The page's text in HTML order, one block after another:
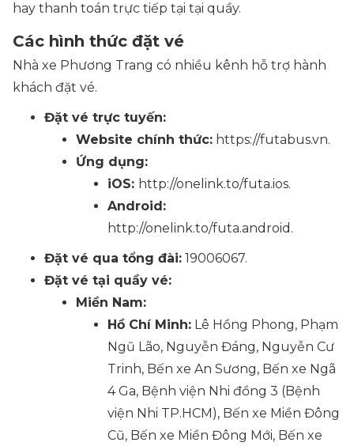
hay thanh toán trực tiếp tại tại quầy.
Các hình thức đặt vé
Nhà xe Phương Trang có nhiều kênh hỗ trợ hành
khách đặt vé.
Đặt vé trực tuyến:
Website chính thức: https://futabus.vn.
Ứng dụng:
iOS: http://onelink.to/futa.ios.
Android:
http://onelink.to/futa.android.
Đặt vé qua tổng đài: 19006067.
Đặt vé tại quầy vé:
Miền Nam:
Hồ Chí Minh: Lê Hồng Phong, Phạm
Ngũ Lão, Nguyễn Đáng, Nguyễn Cư
Trinh, Bến xe An Sương, Bến xe Ngã
4 Ga, Bệnh viện Nhi đồng 3 (Bệnh
viện Nhi TP.HCM), Bến xe Miền Đông
Cũ, Bến xe Miền Đông Mới, Bến xe